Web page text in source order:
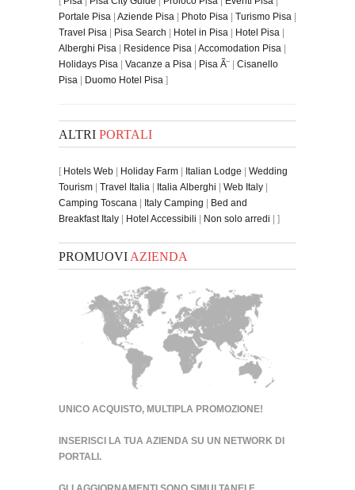
Portale Pisa | Aziende Pisa | Photo Pisa | Turismo Pisa |
Travel Pisa | Pisa Search | Hotel in Pisa | Hotel Pisa |
Alberghi Pisa | Residence Pisa | Accomodation Pisa |
Holidays Pisa | Vacanze a Pisa | Pisa Ã¨ | Cisanello
Pisa | Duomo Hotel Pisa ]
ALTRI PORTALI
[ Hotels Web | Holiday Farm | Italian Lodge | Wedding
Tourism | Travel Italia | Italia Alberghi | Web Italy |
Camping Toscana | Italy Camping | Bed and
Breakfast Italy | Hotel Accessibili | Non solo arredi | ]
PROMUOVI AZIENDA
UNICO ACQUISTO, MULTIPLA PROMOZIONE!
INSERISCI LA TUA AZIENDA SU UN NETWORK DI
PORTALI.